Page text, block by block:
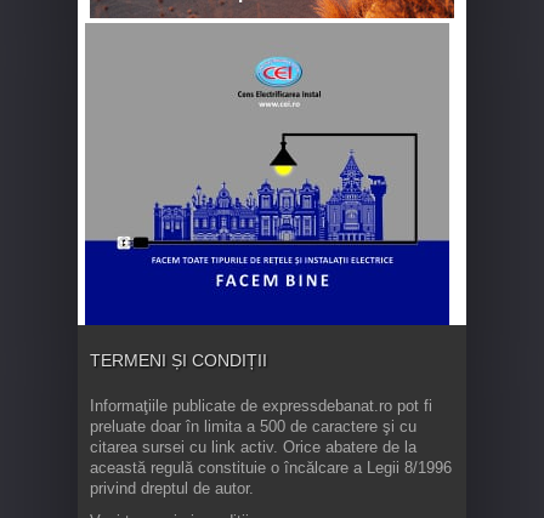
TERMENI ȘI CONDIȚII
Informaţiile publicate de expressdebanat.ro pot fi
preluate doar în limita a 500 de caractere şi cu
citarea sursei cu link activ. Orice abatere de la
această regulă constituie o încălcare a Legii 8/1996
privind dreptul de autor.